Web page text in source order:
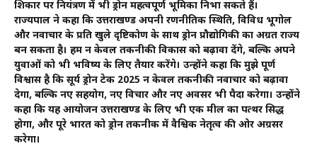
शिकार पर नियंत्रण में भी ड्रोन महत्वपूर्ण भूमिका निभा सकते हैं।
राज्यपाल ने कहा कि उत्तराखण्ड अपनी रणनीतिक स्थिति, विविध भूगोल
और नवाचार के प्रति खुले दृष्टिकोण के साथ ड्रोन प्रौद्योगिकी का अग्रदूत राज्य
बन सकता है। हम न केवल तकनीकी विकास को बढ़ावा देंगे, बल्कि अपने
युवाओं को भी भविष्य के लिए तैयार करेंगे। उन्होंने कहा कि मुझे पूर्ण
विश्वास है कि सूर्य ड्रोन टेक 2025 न केवल तकनीकी नवाचार को बढ़ावा
देगा, बल्कि नए सहयोग, नए विचार और नए अवसर भी पैदा करेगा। उन्होंने
कहा कि यह आयोजन उत्तराखण्ड के लिए भी एक मील का पत्थर सिद्ध
होगा, और पूरे भारत को ड्रोन तकनीक में वैश्विक नेतृत्व की ओर अग्रसर
करेगा।